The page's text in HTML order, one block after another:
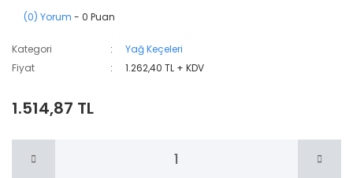
(0) Yorum - 0 Puan
Kategori
Yağ Keçeleri
Fiyat
1.262,40 TL + KDV
1.514,87 TL